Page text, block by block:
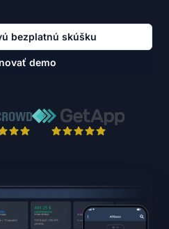
bezplatnú skúšku
demo